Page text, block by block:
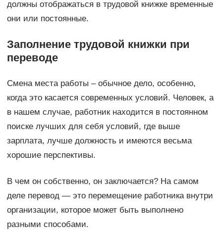
должны отображаться в трудовой книжке временные
они или постоянные.
Заполнение трудовой книжки при
переводе
Смена места работы – обычное дело, особенно,
когда это касается современных условий. Человек, а
в нашем случае, работник находится в постоянном
поиске лучших для себя условий, где выше
зарплата, лучше должность и имеются весьма
хорошие перспективы.
В чем он собственно, он заключается? На самом
деле перевод — это перемещение работника внутри
организации, которое может быть выполнено
разными способами.